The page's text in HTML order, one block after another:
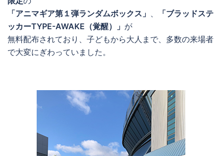
「アニマギア第１弾ランダムボックス」 、
「ブラッドステ
ッカーTYPE-AWAKE（覚醒）」 が
無料配布されており、子どもから大人まで、多数の来場者
で大変にぎわっていました。